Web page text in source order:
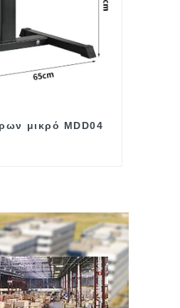
μικρό MDD04